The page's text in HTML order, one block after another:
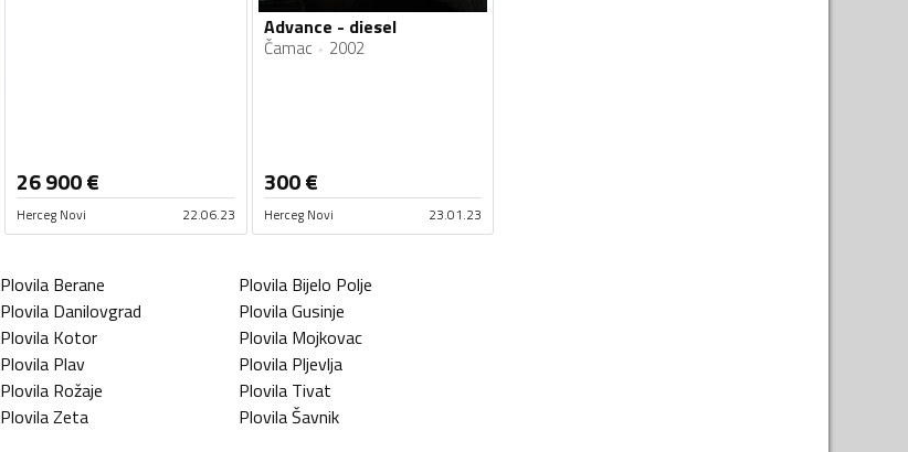
26 900€
Herceg Novi 22.06.23
Advance - diesel
Čamac 2002
300€
Herceg Novi 23.01.23
Plovila Berane Plovila Bijelo Polje
Plovila Danilovgrad PlovilaGusinje
Plovila Kotor Plovila Mojkovac
Plovila Plav Plovila Pljevlja
Plovila Rožaje Plovila Tivat
PlovilaZeta PlovilaŠavnik